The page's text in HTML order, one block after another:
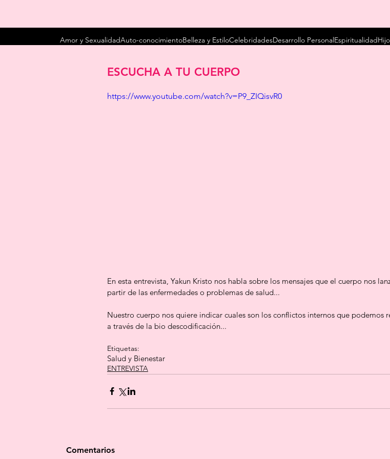
Amor y SexualidadAuto-conocimientoBelleza y EstiloCelebridadesDesarrollo PersonalEspiritualidad
ESCUCHA A TU CUERPO
https://www.youtube.com/watch?v=P9_ZIQisvR0
En esta entrevista, Yakun Kristo nos habla sobre los mensajes que el cuerpo nos
partir de las enfermedades o problemas de salud...
Nuestro cuerpo nos quiere indicar cuales son los conflictos internos que podemos
a través de la bio descodificación...
Etiquetas:
Salud y Bienestar
ENTREVISTA
Comentarios